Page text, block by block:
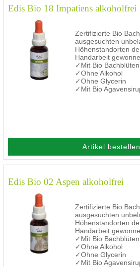
Edis Bio 18 Impatiens alkoholfrei
Zertifizierte Bio
ausgesuchten
Höhenstandorten
Handarbeit
✓Mit Bio Bachblüten
✓Ohne Alkohol
✓Ohne Glycerin
✓Mit Bio
Artikel bestellen
Edis Bio 02 Aspen alkoholfrei
Zertifizierte Bio
ausgesuchten
Höhenstandorten
Handarbeit
✓Mit Bio Bachblüten
✓Ohne Alkohol
✓Ohne Glycerin
✓Mit Bio